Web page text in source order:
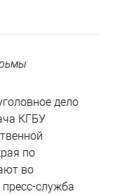
дело
КГБУ
по
во
служба